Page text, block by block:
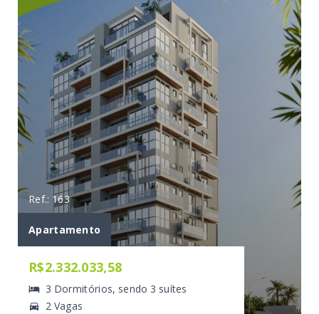
Ref.: 163
Apartamento
R$2.332.033,58
3 Dormitórios, sendo 3 suítes
2 Vagas